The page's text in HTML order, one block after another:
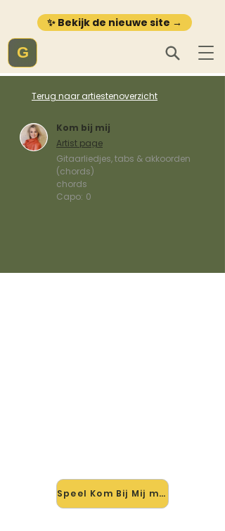
✨ Bekijk de nieuwe site →
G
Terug naar artiestenoverzicht
Kom bij mij
Artist page
Gitaarliedjes, tabs & akkoorden
(chords)
chords
Capo: 0
Speel Kom Bij Mij mee →